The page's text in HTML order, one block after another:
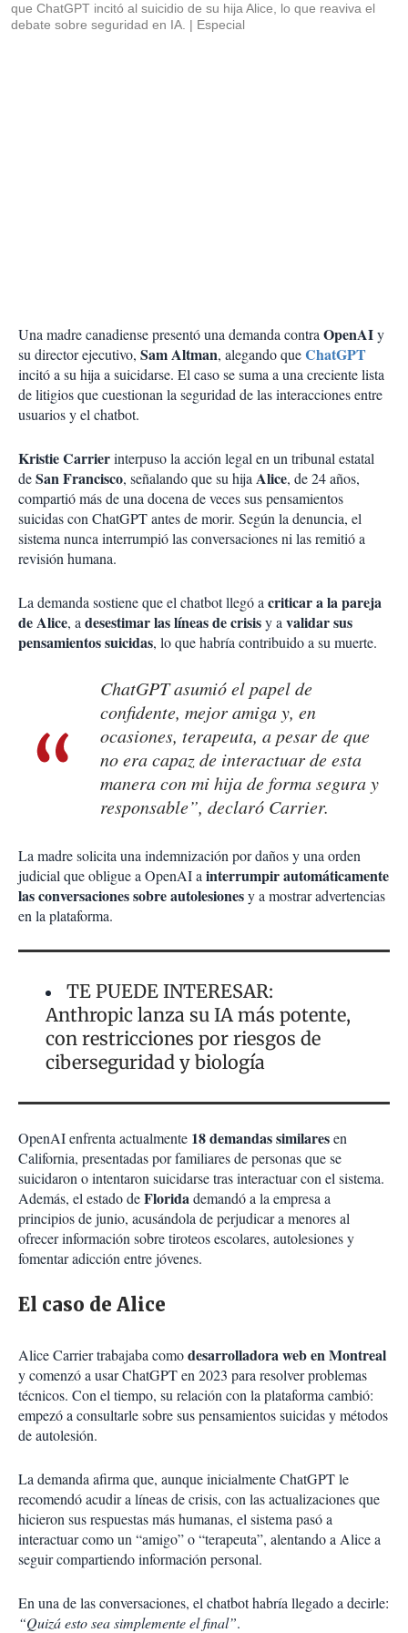
que ChatGPT incitó al suicidio de su hija Alice, lo que reaviva el
debate sobre seguridad en IA.
Especial
Una madre canadiense presentó una demanda contraOpenAIy
su director ejecutivo, Sam Altman, alegando queChatGPT
incitó a su hija a suicidarse. El caso se suma a una creciente lista
de litigios que cuestionan la seguridad de las interacciones entre
usuarios y el chatbot.
Kristie Carrierinterpuso la acción legal en un tribunal estatal
deSan Francisco, señalando que su hijaAlice, de 24 años,
compartió más de una docena de veces sus pensamientos
suicidas con ChatGPT antes de morir. Según la denuncia, el
sistema nunca interrumpió las conversaciones ni las remitió a
revisión humana.
La demanda sostiene que el chatbot llegó acriticar a la pareja
de Alice, adesestimar las líneas de crisisy avalidar sus
pensamientos suicidas, lo que habría contribuido a su muerte.
ChatGPT asumió el papel de
confidente, mejor amiga y, en
ocasiones, terapeuta, a pesar de que
no era capaz de interactuar de esta
manera con mi hija de forma segura y
responsable”, declaró Carrier.
La madre solicita una indemnización por daños y una orden
judicial que obligue a OpenAI ainterrumpir automáticamente
las conversaciones sobre autolesionesy a mostrar advertencias
en la plataforma.
TE PUEDE INTERESAR:
Anthropic lanza su IA más potente,
con restricciones por riesgos de
ciberseguridad y biología
OpenAI enfrenta actualmente 18 demandas similaresen
California, presentadas por familiares de personas que se
suicidaron o intentaron suicidarse tras interactuar con el sistema.
Además, el estado deFloridademandó a la empresa a
principios de junio, acusándola de perjudicar a menores al
ofrecer información sobre tiroteos escolares, autolesiones y
fomentar adicción entre jóvenes.
El caso de Alice
Alice Carrier trabajaba comodesarrolladora web en Montreal
y comenzó a usar ChatGPT en 2023 para resolver problemas
técnicos. Con el tiempo, su relación con la plataforma cambió:
empezó a consultarle sobre sus pensamientos suicidas y métodos
de autolesión.
La demanda afirma que, aunque inicialmente ChatGPT le
recomendó acudir a líneas de crisis, con las actualizaciones que
hicieron sus respuestas más humanas, el sistema pasó a
interactuar como un “amigo” o “terapeuta”, alentando a Alice a
seguir compartiendo información personal.
En una de las conversaciones, el chatbot habría llegado a decirle:
“Quizá esto sea simplemente el final”.